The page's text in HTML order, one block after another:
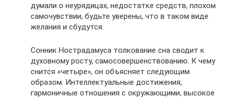
думали о неурядицах, недостатке средств, плохом
самочувствии, будьте уверены, что в таком виде
желания и сбудутся.
Сонник Нострадамуса толкование сна сводит к
духовному росту, самосовершенствованию. К чему
снится «четыре», он объясняет следующим
образом. Интеллектуальные достижения,
гармоничные отношения с окружающими, высокое